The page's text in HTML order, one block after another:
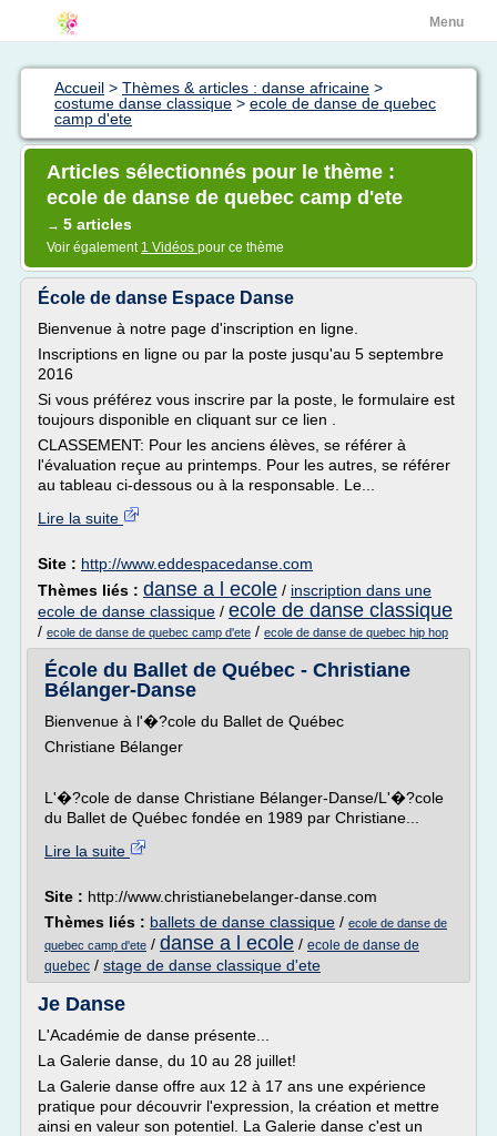
Menu
Accueil > Thèmes & articles : danse africaine >
costume danse classique > ecole de danse de quebec
camp d'ete
Articles sélectionnés pour le thème :
ecole de danse de quebec camp d'ete
→ 5 articles
Voir également 1 Vidéos pour ce thème
École de danse Espace Danse
Bienvenue à notre page d'inscription en ligne.
Inscriptions en ligne ou par la poste jusqu'au 5 septembre
2016
Si vous préférez vous inscrire par la poste, le formulaire est
toujours disponible en cliquant sur ce lien .
CLASSEMENT: Pour les anciens élèves, se référer à
l'évaluation reçue au printemps. Pour les autres, se référer
au tableau ci-dessous ou à la responsable. Le...
Lire la suite
Site : http://www.eddespacedanse.com
Thèmes liés : danse a l ecole / inscription dans une
ecole de danse classique / ecole de danse classique
/ ecole de danse de quebec camp d'ete / ecole de danse de quebec hip hop
École du Ballet de Québec - Christiane
Bélanger-Danse
Bienvenue à l'�?cole du Ballet de Québec
Christiane Bélanger
L'�?cole de danse Christiane Bélanger-Danse/L'�?cole
du Ballet de Québec fondée en 1989 par Christiane...
Lire la suite
Site : http://www.christianebelanger-danse.com
Thèmes liés : ballets de danse classique / ecole de danse de
quebec camp d'ete / danse a l ecole / ecole de danse de
quebec / stage de danse classique d'ete
Je Danse
L'Académie de danse présente...
La Galerie danse, du 10 au 28 juillet!
La Galerie danse offre aux 12 à 17 ans une expérience
pratique pour découvrir l'expression, la création et mettre
ainsi en valeur son potentiel. La Galerie danse c'est un